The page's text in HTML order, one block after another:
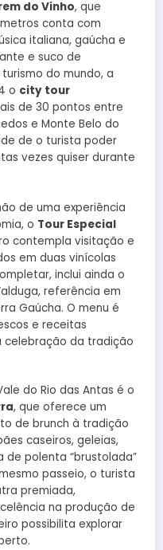
do Vinho, que
conta com
italiana, gaúcha e
e suco de
do mundo, a
o city tour
de 30 pontos entre
e Monte Belo do
de o turista poder
vezes quiser durante
de uma experiência
o Tour Especial
contempla visitação e
em duas vinícolas
inclui ainda o
referência em
Gaúcha. O menu é
e receitas
celebração da tradição
do Rio das Antas é o
, que oferece um
de brunch à tradição
caseiros, geleias,
de polenta “brustolada”
passeio, o turista
premiada,
na produção de
possibilita explorar